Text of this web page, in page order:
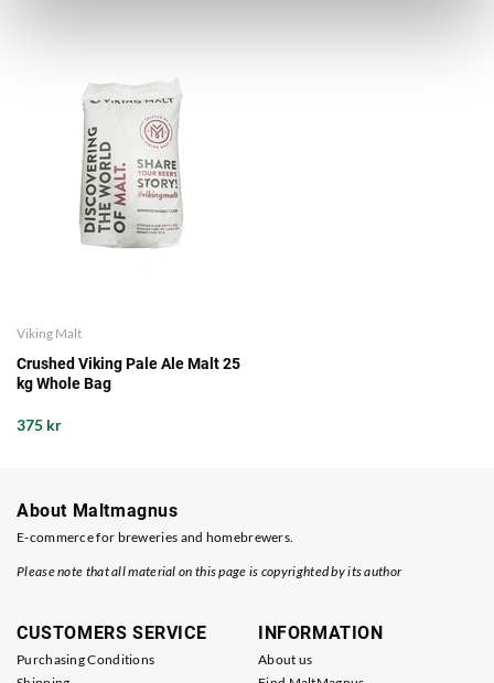
Viking Malt
Crushed Viking Pale Ale Malt 25
kg Whole Bag
375 kr
About Maltmagnus
E-commerce for breweries and homebrewers.
Please note that all material on this page is copyrighted by its author
CUSTOMERS SERVICE
Purchasing Conditions
INFORMATION
About us